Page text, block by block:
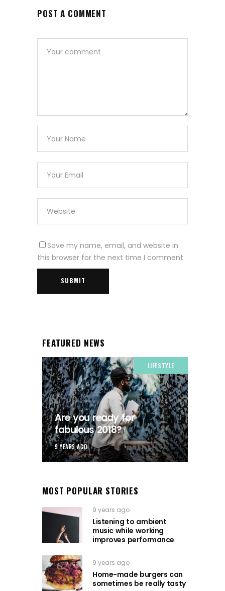
POST A COMMENT
Save my name, email, and website in
this browser for the next time I comment.
FEATURED NEWS
LIFESTYLE
Are you ready for
fabulous 2018?
9 YEARS AGO
MOST POPULAR STORIES
9 years ago
Listening to ambient
music while working
improves performance
9 years ago
Home-made burgers can
sometimes be really tasty